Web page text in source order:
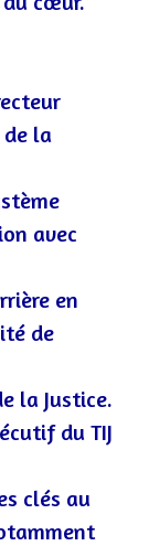
la
avec
en
de
la Justice.
du TIJ
clés au